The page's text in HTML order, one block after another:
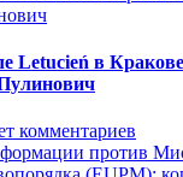
Letucień в
комментариев